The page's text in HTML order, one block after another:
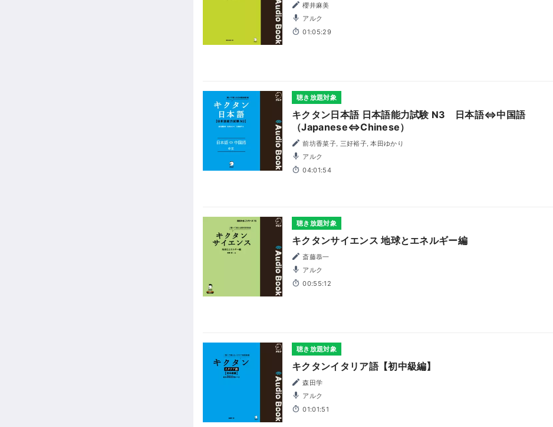
櫻井麻美
アルク
01:05:29
聴き放題対象
キクタン日本語 日本語能力試験 N3 日本語⇔中国語
（Japanese⇔Chinese）
前坊香菜子, 三好裕子, 本田ゆかり
アルク
04:01:54
聴き放題対象
キクタンサイエンス 地球とエネルギー編
斎藤恭一
アルク
00:55:12
聴き放題対象
キクタンイタリア語【初中級編】
森田学
アルク
01:01:51